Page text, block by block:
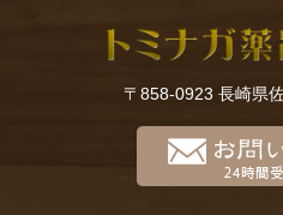
〒858-0923 長崎県